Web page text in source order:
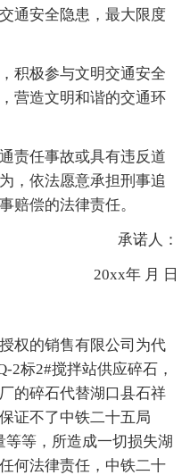
通安全隐患，最大限度
积极参与文明交通安全
营造文明和谐的交通环
责任事故或具有违反道
，依法愿意承担刑事追
赔偿的法律责任。
承诺人：
20xx年 月 日
权的销售有限公司为代
2标2#搅拌站供应碎石，
的碎石代替湖口县石祥
证不了中铁二十五局
等等，所造成一切损失湖
何法律责任，中铁二十